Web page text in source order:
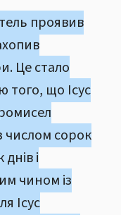
проявив
Це стало
що Ісус
числом сорок
і
чином із
Ісус